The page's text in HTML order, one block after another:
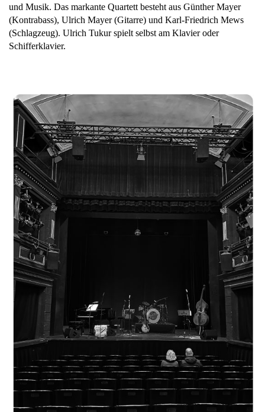
und Musik. Das markante Quartett besteht aus Günther Mayer
(Kontrabass), Ulrich Mayer (Gitarre) und Karl-Friedrich Mews
(Schlagzeug). Ulrich Tukur spielt selbst am Klavier oder
Schifferklavier.